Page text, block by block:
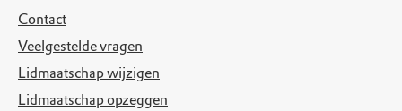
Contact
Veelgestelde vragen
Lidmaatschap wijzigen
Lidmaatschap opzeggen